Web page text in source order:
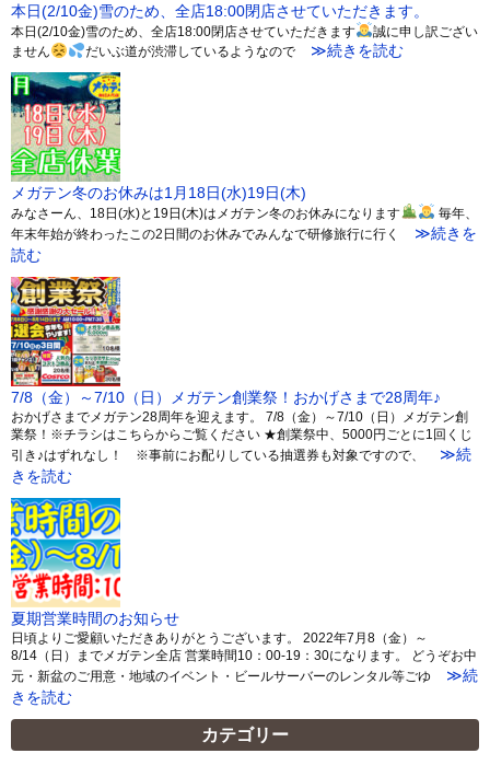
本日(2/10金)雪のため、全店18:00閉店させていただきます。
本日(2/10金)雪のため、全店18:00閉店させていただきます
誠に申し訳ござい
ません
だいぶ道が渋滞しているようなので≫続きを読む
メガテン冬のお休みは1月18日(水)19日(木)
みなさーん、18日(水)と19日(木)はメガテン冬のお休みになります
毎年、
年末年始が終わったこの2日間のお休みでみんなで研修旅行に行く
≫続きを
読む
7/8（金）～7/10（日）メガテン創業祭！おかげさまで28周年♪
おかげさまでメガテン28周年を迎えます。 7/8（金）～7/10（日）メガテン創
業祭！※チラシはこちらからご覧ください ★創業祭中、5000円ごとに1回くじ
引き♪はずれなし！ ※事前にお配りしている抽選券も対象ですので、
≫続
きを読む
夏期営業時間のお知らせ
日頃よりご愛顧いただきありがとうございます。 2022年7月8（金）～
8/14（日）までメガテン全店 営業時間10：00-19：30になります。 どうぞお中
元・新盆のご用意・地域のイベント・ビールサーバーのレンタル等ごゆ
≫続
きを読む
カテゴリー